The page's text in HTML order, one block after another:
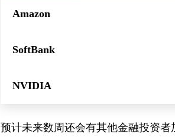
Amazon
SoftBank
NVIDIA
预计未来数周还会有其他金融投资者